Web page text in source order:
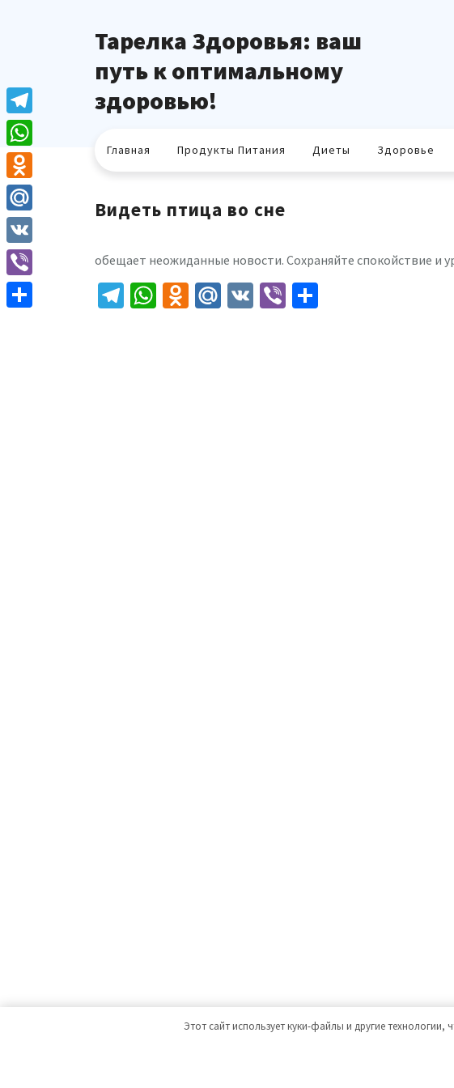
Тарелка Здоровья: ваш
путь к оптимальному
здоровью!
Главная Продукты Питания Диеты Здоровье
Видеть птица во сне
обещает неожиданные новости. Сохраняйте спокойствие и
Telegram
WhatsApp
Odnoklassniki
Mail.Ru
VK Viber
Telegram
WhatsApp
Odnoklassniki
Mail.Ru
VK
Viber
Этот сайт использует куки-файлы и другие